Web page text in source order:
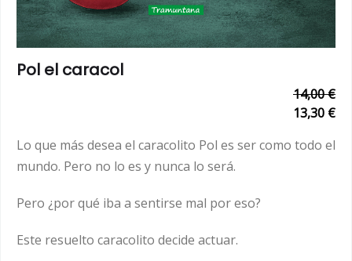
Pol el caracol
14,00 €
13,30 €
Lo que más desea el caracolito Pol es ser como todo el
mundo. Pero no lo es y nunca lo será.
Pero ¿por qué iba a sentirse mal por eso?
Este resuelto caracolito decide actuar.